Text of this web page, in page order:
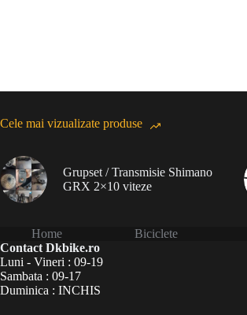
Cele mai vizualizate produse
Grupset / Transmisie Shimano
GRX 2×10 viteze
Home Biciclete
Contact Dkbike.ro
Luni - Vineri : 09-19
Sambata : 09-17
Duminica : INCHIS